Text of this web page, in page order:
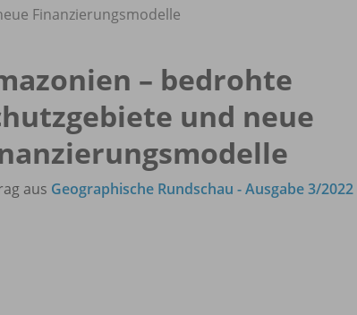
Finanzierungsmodelle
– bedrohte
und neue
aus Geographische Rundschau - Ausgabe 3/